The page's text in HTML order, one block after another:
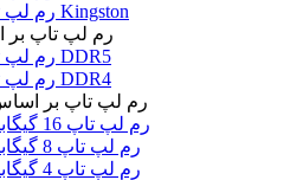
رم لپ تاپ Kingston
رم لپ تاپ بر
رم لپ تاپ DDR5
رم لپ تاپ DDR4
رم لپ تاپ بر
رم لپ تاپ 16 گیگابایت
رم لپ تاپ 8 گیگابایت
رم لپ تاپ 4 گیگابایت